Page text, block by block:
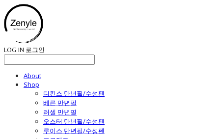
LOG IN 로그인
About
Shop
디킨스 만년필/수성펜
베른 만년필
러셀 만년필
오스터 만년필/수성펜
루이스 만년필/수성펜